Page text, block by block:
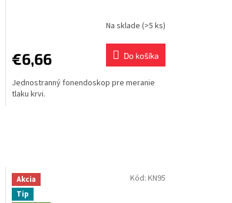
Na sklade (>5 ks)
€6,66 Do košíka
Jednostranný fonendoskop pre meranie
tlaku krvi.
Akcia
Tip
Kód: KN95